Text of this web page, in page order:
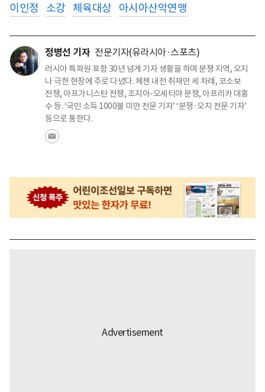
이인정 소강 체육대상 아시아산악연맹
정병선 기자 전문기자(유라시아·스포츠)
러시아 특파원 포함 30년 넘게 기자 생활을 하며 분쟁 지역, 오지
나 극한 현장에 주로 다녔다. 체첸 내전 취재만 세 차례, 코소보
전쟁, 아프가니스탄 전쟁, 조지아-오세티야 분쟁, 아프리카 대홍
수 등. ‘국민 소득 1000불 미만 전문 기자’ ‘분쟁·오지 전문 기자’
등으로 통한다.